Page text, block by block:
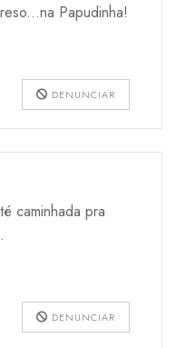
Papudinha!
DENUNCIAR
caminhada pra
DENUNCIAR